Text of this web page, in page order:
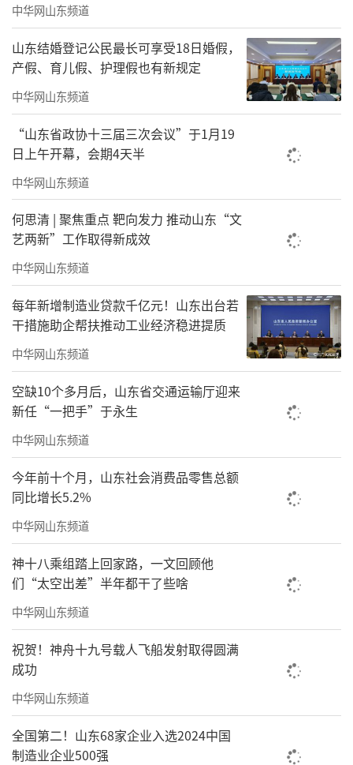
除了实物展品，展览中还涌现出一系列令
人振奋的“硬核”数据：山东海洋生产总值1.8
万亿元，占全国17.1%；海洋产业增加值连续5
年居全国首位；拥有50个“国字号”海洋科研
机构和创新平台；住鲁海洋院士占全国1/3；近
岸海域水质优良比例达93.6%；沿海港口货物吞
吐量20.7亿吨，连续3年全国第一……一个
个“首位”“第一”“最大”，标注出了山东
海洋发展的绝对实力。
中华网山东频道
山东结婚登记公民最长可享受18日婚假，
产假、育儿假、护理假也有新规定
中华网山东频道
“山东省政协十三届三次会议”于1月19
日上午开幕，会期4天半
中华网山东频道
何思清 | 聚焦重点 靶向发力 推动山东“文
艺两新”工作取得新成效
中华网山东频道
每年新增制造业贷款千亿元！山东出台若
干措施助企帮扶推动工业经济稳进提质
中华网山东频道
空缺10个多月后，山东省交通运输厅迎来
新任“一把手”于永生
中华网山东频道
今年前十个月，山东社会消费品零售总额
同比增长5.2%
中华网山东频道
神十八乘组踏上回家路，一文回顾他
们“太空出差”半年都干了些啥
中华网山东频道
祝贺！神舟十九号载人飞船发射取得圆满
成功
中华网山东频道
全国第二！山东68家企业入选2024中国
制造业企业500强